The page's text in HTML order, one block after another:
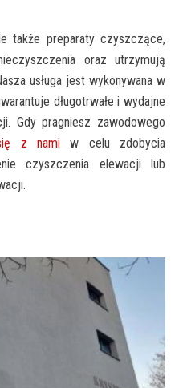
także preparaty czyszczące,
oraz utrzymują
usługa jest wykonywana w
długotrwałe i wydajne
Gdy pragniesz zawodowego
z namiw celu zdobycia
czyszczenia elewacji lub